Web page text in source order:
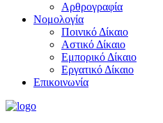
Αρθρογραφία
Νομολογία
Ποινικό Δίκαιο
Αστικό Δίκαιο
Εμπορικό Δίκαιο
Εργατικό Δίκαιο
Επικοινωνία